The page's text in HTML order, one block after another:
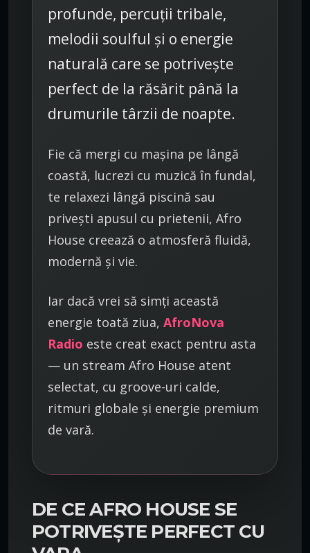
profunde, percuții tribale,
melodii soulful și o energie
naturală care se potrivește
perfect de la răsărit până la
drumurile târzii de noapte.
Fie că mergi cu mașina pe lângă
coastă, lucrezi cu muzică în fundal,
te relaxezi lângă piscină sau
privești apusul cu prietenii, Afro
House creează o atmosferă fluidă,
modernă și vie.
Iar dacă vrei să simți această
energie toată ziua, AfroNova
Radio este creat exact pentru asta
— un stream Afro House atent
selectat, cu groove-uri calde,
ritmuri globale și energie premium
de vară.
DE CE AFRO HOUSE SE
POTRIVEȘTE PERFECT CU